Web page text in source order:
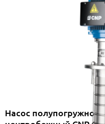
Насос полупогружной